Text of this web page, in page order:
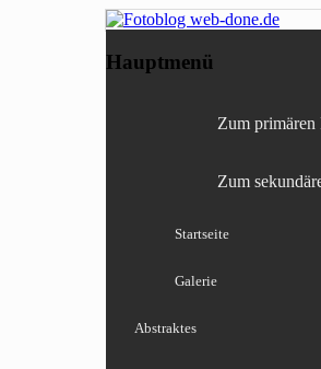
Hauptmenü
Zum primären
Zum
Startseite
Galerie
Abstraktes